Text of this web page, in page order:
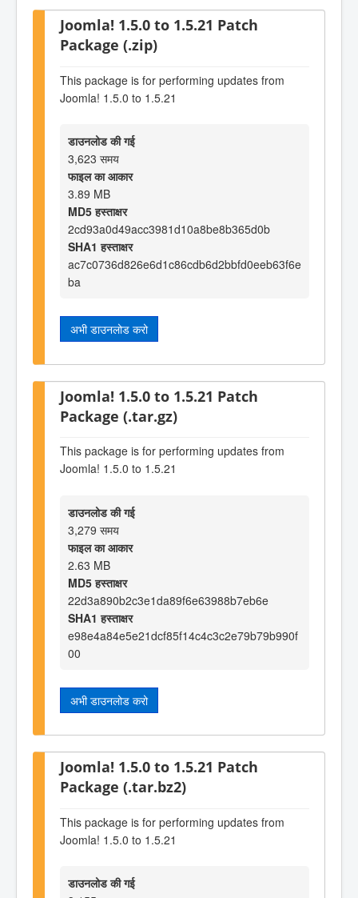
Joomla! 1.5.0 to 1.5.21 Patch
Package (.zip)
This package is for performing updates from
Joomla! 1.5.0 to 1.5.21
डाउनलोड की गई
3,623 समय
फाइल का आकार
3.89 MB
MD5 हस्ताक्षर
2cd93a0d49acc3981d10a8be8b365d0b
SHA1 हस्ताक्षर
ac7c0736d826e6d1c86cdb6d2bbfd0eeb63f6e
ba
अभी डाउनलोड करो
Joomla! 1.5.0 to 1.5.21 Patch
Package (.tar.gz)
This package is for performing updates from
Joomla! 1.5.0 to 1.5.21
डाउनलोड की गई
3,279 समय
फाइल का आकार
2.63 MB
MD5 हस्ताक्षर
22d3a890b2c3e1da89f6e63988b7eb6e
SHA1 हस्ताक्षर
e98e4a84e5e21dcf85f14c4c3c2e79b79b990f
00
अभी डाउनलोड करो
Joomla! 1.5.0 to 1.5.21 Patch
Package (.tar.bz2)
This package is for performing updates from
Joomla! 1.5.0 to 1.5.21
डाउनलोड की गई